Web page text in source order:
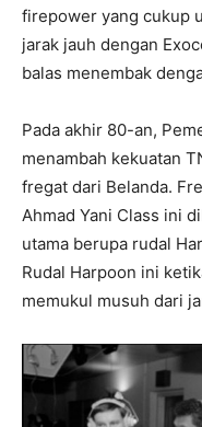
firepower yang cukup
jarak jauh dengan
balas menembak
Pada akhir 80-an,
menambah kekuatan
fregat dari Belanda.
Ahmad Yani Class ini
utama berupa rudal
Rudal Harpoon ini
memukul musuh dari